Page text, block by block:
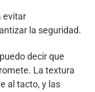
evitar
la seguridad.
decir que
La textura
al tacto, y las